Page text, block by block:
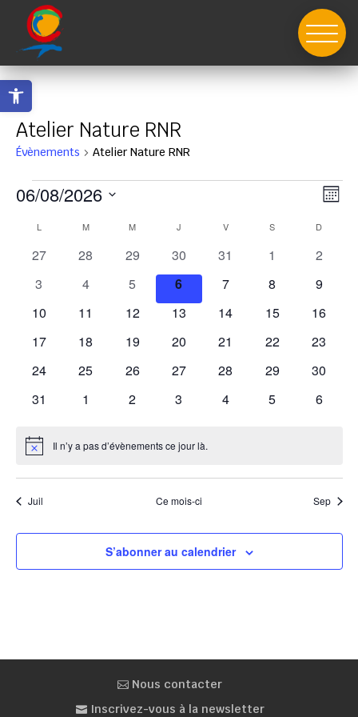
content
Ouvrir la barre d’outils
Atelier Nature RNR
Évènements Atelier Nature RNR
Évènements
de
Mois
06/08/2026
date.
Calendrier
de
L MMARDI M MERCREDI
J VVENDREDIS D
0
27
0
28
0
évènements
29
0
évènements
30
0
31
0
1
0
2
0
3
0
4
0
évènements
5
0
évènements
6
0
7
0
8
0
9
0
10
0
11
0
12
0
13
0
14
0
15
0
16
0
17
0
18
0
19
0
20
0
21
0
22
0
23
0
24
0
25
0
26
0
27
0
28
0
29
0
30
0
31
0
1
0
2
0
3
0
4
0
5
0
6
Notice Il n’y a pas d’évènements ce jour là.
Juil Ce mois-ci Sep
S’abonner au calendrier
Nous contacter
Inscrivez-vous à la newsletter